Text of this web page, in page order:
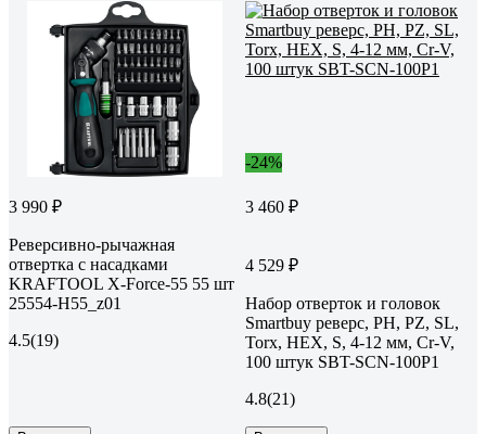
3 990 ₽
Реверсивно-рычажная
отвертка с насадками
KRAFTOOL X-Force-55 55 шт
25554-H55_z01
4.5(19)
-24%
3 460 ₽
4 529 ₽
Набор отверток и головок
Smartbuy реверс, PH, PZ, SL,
Torx, HEX, S, 4-12 мм, Cr-V,
100 штук SBT-SCN-100P1
4.8(21)